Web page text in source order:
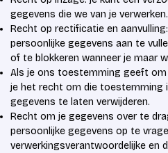
gegevens die we van je verwerken.
Recht op rectificatie en
persoonlijke gegevens aan te
of te blokkeren wanneer je maar
Als je ons toestemming geeft om
je het recht om die toestemming
gegevens te laten verwijderen.
Recht om je gegevens over te
persoonlijke gegevens op te
verwerkingsverantwoordelijke en